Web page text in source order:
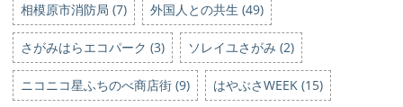
相模原市消防局 (7) 外国人との共生 (49)
さがみはらエコパーク (3) ソレイユさがみ (2)
ニコニコ星ふちのべ商店街 (9) はやぶさWEEK (15)